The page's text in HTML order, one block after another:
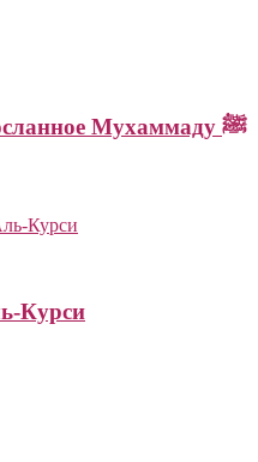
Первое откровение, ниспосланное Мухаммаду ﷺ
Курси